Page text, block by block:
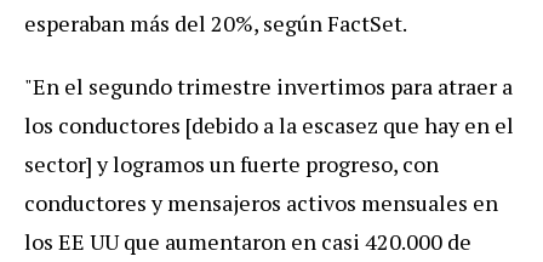
esperaban más del 20%, según FactSet.
"En el segundo trimestre invertimos para atraer a
los conductores [debido a la escasez que hay en el
sector] y logramos un fuerte progreso, con
conductores y mensajeros activos mensuales en
los EE UU que aumentaron en casi 420.000 de